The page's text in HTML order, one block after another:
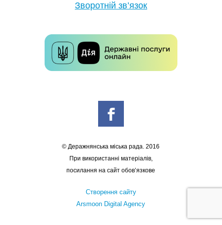
Зворотній зв’язок
© Деражнянська міська рада. 2016
При використанні матеріалів,
посилання на сайт обов’язкове
Створення сайту
Arsmoon Digital Agency